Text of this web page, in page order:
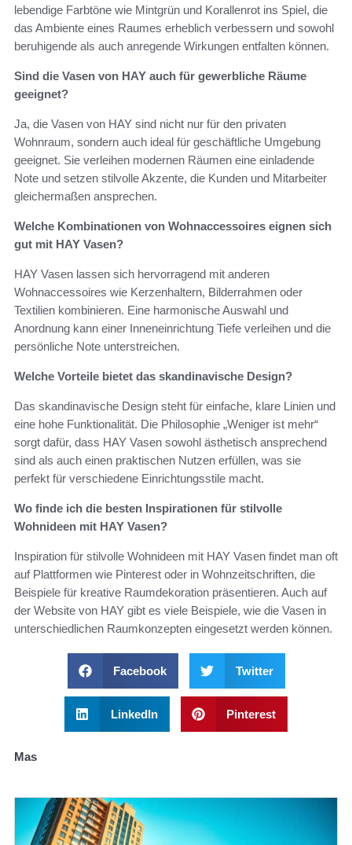
lebendige Farbtöne wie Mintgrün und Korallenrot ins Spiel, die
das Ambiente eines Raumes erheblich verbessern und sowohl
beruhigende als auch anregende Wirkungen entfalten können.
Sind die Vasen von HAY auch für gewerbliche Räume
geeignet?
Ja, die Vasen von HAY sind nicht nur für den privaten
Wohnraum, sondern auch ideal für geschäftliche Umgebung
geeignet. Sie verleihen modernen Räumen eine einladende
Note und setzen stilvolle Akzente, die Kunden und Mitarbeiter
gleichermaßen ansprechen.
Welche Kombinationen von Wohnaccessoires eignen sich
gut mit HAY Vasen?
HAY Vasen lassen sich hervorragend mit anderen
Wohnaccessoires wie Kerzenhaltern, Bilderrahmen oder
Textilien kombinieren. Eine harmonische Auswahl und
Anordnung kann einer Inneneinrichtung Tiefe verleihen und die
persönliche Note unterstreichen.
Welche Vorteile bietet das skandinavische Design?
Das skandinavische Design steht für einfache, klare Linien und
eine hohe Funktionalität. Die Philosophie „Weniger ist mehr“
sorgt dafür, dass HAY Vasen sowohl ästhetisch ansprechend
sind als auch einen praktischen Nutzen erfüllen, was sie
perfekt für verschiedene Einrichtungsstile macht.
Wo finde ich die besten Inspirationen für stilvolle
Wohnideen mit HAY Vasen?
Inspiration für stilvolle Wohnideen mit HAY Vasen findet man oft
auf Plattformen wie Pinterest oder in Wohnzeitschriften, die
Beispiele für kreative Raumdekoration präsentieren. Auch auf
der Website von HAY gibt es viele Beispiele, wie die Vasen in
unterschiedlichen Raumkonzepten eingesetzt werden können.
Facebook Twitter
LinkedIn Pinterest
Mas